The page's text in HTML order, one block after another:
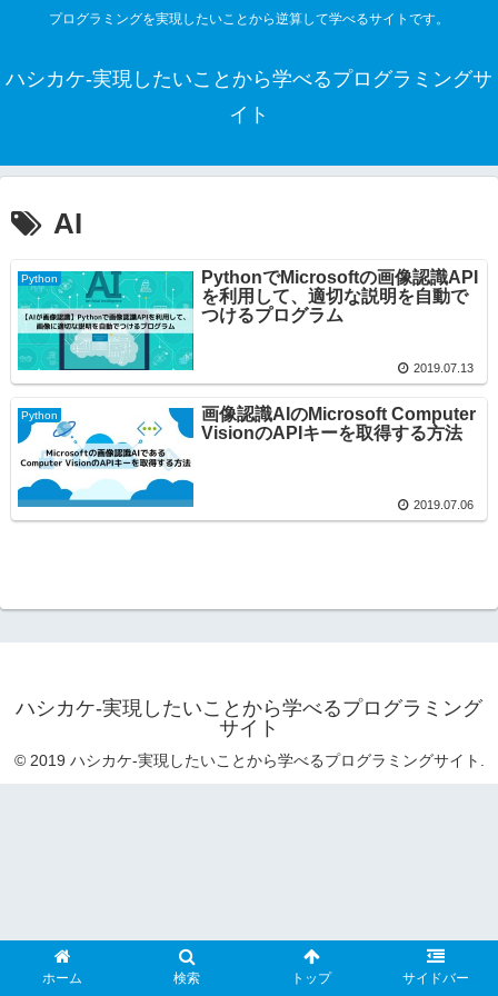
プログラミングを実現したいことから逆算して学べるサイトです。
ハシカケ-実現したいことから学べるプログラミングサ
イト
AI
Python
PythonでMicrosoftの画像認識API
を利用して、適切な説明を自動で
つけるプログラム
2019.07.13
Python
画像認識AIのMicrosoft Computer
VisionのAPIキーを取得する方法
2019.07.06
ハシカケ-実現したいことから学べるプログラミング
サイト
© 2019 ハシカケ-実現したいことから学べるプログラミングサイト.
ホーム 検索 トップ サイドバー